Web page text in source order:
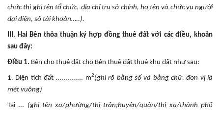
chức thì ghi tên tổ chức, địa chỉ trụ sở chính, họ tên và chức vụ người
đại diện, số tài khoản…..).
III. Hai Bên thỏa thuận ký hợp đồng thuê đất với các điều, khoản
sau đây:
Điều 1. Bên cho thuê đất cho Bên thuê đất thuê khu đất như sau:
1. Diện tích đất .............. m2(ghi rõ bằng số và bằng chữ, đơn vị là
mét vuông)
Tại ... (ghi tên xã/phường/thị trấn;huyện/quận/thị xã/thành phố